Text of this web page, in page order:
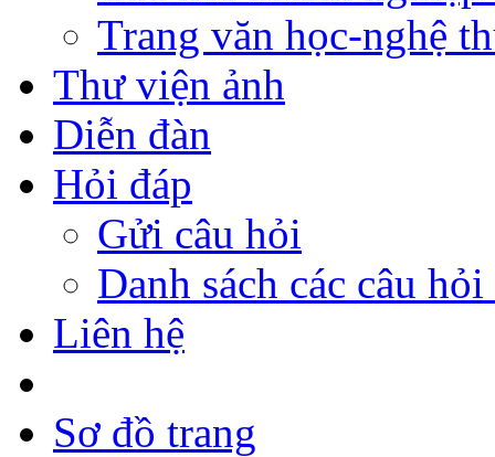
Trang văn học-nghệ
Thư viện ảnh
Diễn đàn
Hỏi đáp
Gửi câu hỏi
Danh sách các câu
Liên hệ
Sơ đồ trang